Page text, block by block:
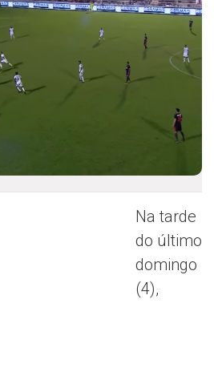
Na tarde
do último
domingo
(4),